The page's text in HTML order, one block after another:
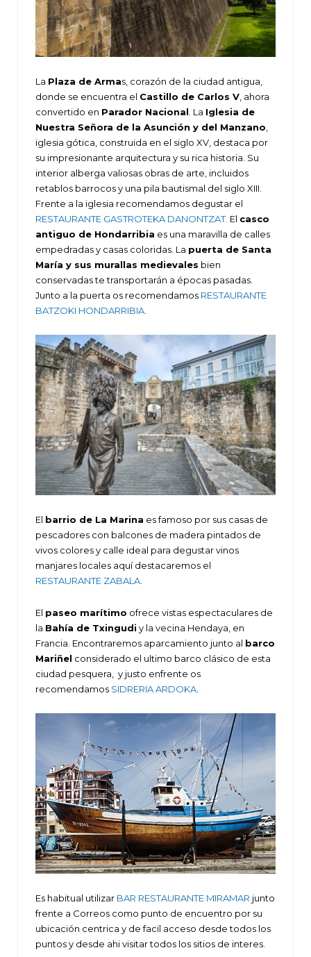
La Plaza de Armas, corazón de la ciudad antigua,
donde se encuentra el Castillo de Carlos V, ahora
convertido en Parador Nacional. La Iglesia de
Nuestra Señora de la Asunción y del Manzano,
iglesia gótica, construida en el siglo XV, destaca por
su impresionante arquitectura y su rica historia. Su
interior alberga valiosas obras de arte, incluidos
retablos barrocos y una pila bautismal del siglo XIII.
Frente a la iglesia recomendamos degustar el
RESTAURANTE GASTROTEKA DANONTZAT. El casco
antiguo de Hondarribia es una maravilla de calles
empedradas y casas coloridas. La puerta de Santa
María y sus murallas medievales bien
conservadas te transportarán a épocas pasadas.
Junto a la puerta os recomendamos RESTAURANTE
BATZOKI HONDARRIBIA.
El barrio de La Marina es famoso por sus casas de
pescadores con balcones de madera pintados de
vivos colores y calle ideal para degustar vinos
manjares locales aquí destacaremos el
RESTAURANTE ZABALA.
El paseo marítimo ofrece vistas espectaculares de
la Bahía de Txingudi y la vecina Hendaya, en
Francia. Encontraremos aparcamiento junto al barco
Mariñel considerado el ultimo barco clásico de esta
ciudad pesquera, y justo enfrente os
recomendamos SIDRERIA ARDOKA.
Es habitual utilizar BAR RESTAURANTE MIRAMAR junto
frente a Correos como punto de encuentro por su
ubicación centrica y de facil acceso desde todos los
puntos y desde ahi visitar todos los sitios de interes.